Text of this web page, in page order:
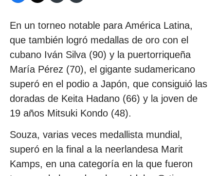
En un torneo notable para América Latina,
que también logró medallas de oro con el
cubano Iván Silva (90) y la puertorriqueña
María Pérez (70), el gigante sudamericano
superó en el podio a Japón, que consiguió las
doradas de Keita Hadano (66) y la joven de
19 años Mitsuki Kondo (48).
Souza, varias veces medallista mundial,
superó en la final a la neerlandesa Marit
Kamps, en una categoría en la que fueron